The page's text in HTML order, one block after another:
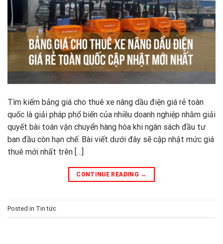
Tìm kiếm bảng giá cho thuê xe nâng dầu điện giá rẻ toàn
quốc là giải pháp phổ biến của nhiều doanh nghiệp nhằm giải
quyết bài toán vận chuyển hàng hóa khi ngân sách đầu tư
ban đầu còn hạn chế. Bài viết dưới đây sẽ cập nhật mức giá
thuê mới nhất trên […]
CONTINUE READING →
Posted in Tin tức